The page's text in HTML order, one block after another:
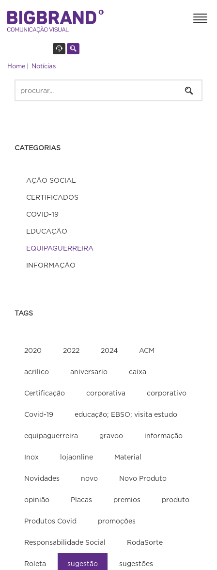
Home Notícias
CATEGORIAS
AÇÃO SOCIAL
CERTIFICADOS
COVID-19
EDUCAÇÃO
EQUIPAGUERREIRA
INFORMAÇÃO
TAGS
2020 2022 2024 ACM
acrilico aniversario caixa
Certificação corporativa corporativo
Covid-19 educação; EBSO; visita estudo
equipaguerreira gravoo informação
Inox lojaonline Material
Novidades novo Novo Produto
opinião Placas premios produto
Produtos Covid promoções
Responsabilidade Social RodaSorte
Roleta sugestão sugestões